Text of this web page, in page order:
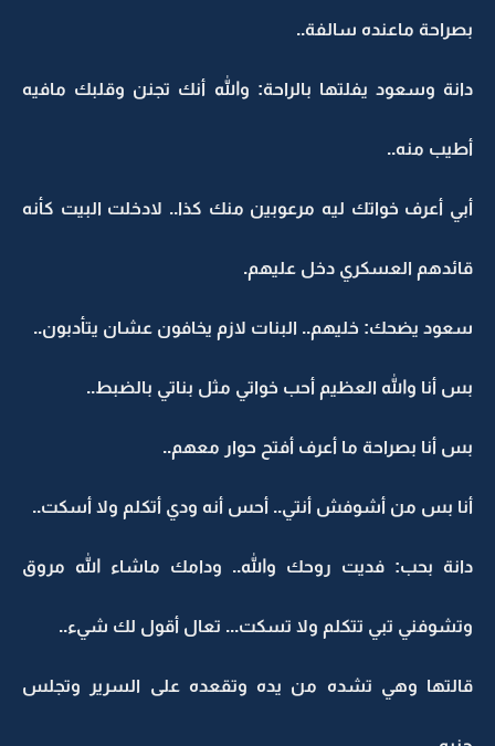
بصراحة ماعنده سالفة..
دانة وسعود يفلتها بالراحة: والله أنك تجنن وقلبك مافيه
أطيب منه..
أبي أعرف خواتك ليه مرعوبين منك كذا.. لادخلت البيت كأنه
قائدهم العسكري دخل عليهم.
سعود يضحك: خليهم.. البنات لازم يخافون عشان يتأدبون..
بس أنا والله العظيم أحب خواتي مثل بناتي بالضبط..
بس أنا بصراحة ما أعرف أفتح حوار معهم..
أنا بس من أشوفش أنتي.. أحس أنه ودي أتكلم ولا أسكت..
دانة بحب: فديت روحك والله.. ودامك ماشاء الله مروق
وتشوفني تبي تتكلم ولا تسكت... تعال أقول لك شيء..
قالتها وهي تشده من يده وتقعده على السرير وتجلس